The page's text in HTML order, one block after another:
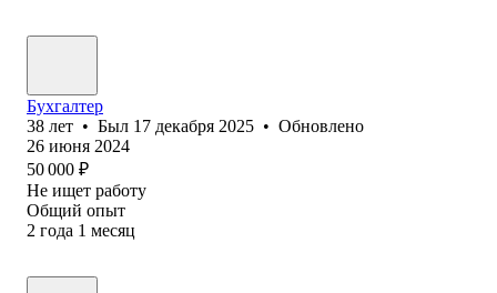
Бухгалтер
38 лет • Был 17 декабря 2025 • Обновлено
26 июня 2024
50 000 ₽
Не ищет работу
Общий опыт
2 года 1 месяц